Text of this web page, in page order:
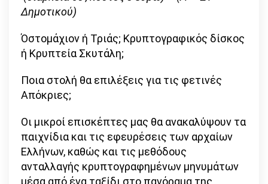
Δημοτικού)
Όστομάχιον ή Τριάς; Κρυπτογραφικός δίσκος
ή Κρυπτεία Σκυτάλη;
Ποια στολή θα επιλέξεις για τις φετινές
Απόκριες;
Οι μικροί επισκέπτες μας θα ανακαλύψουν τα
παιχνίδια και τις εφευρέσεις των αρχαίων
Ελλήνων, καθώς και τις μεθόδους
ανταλλαγής κρυπτογραφημένων μηνυμάτων